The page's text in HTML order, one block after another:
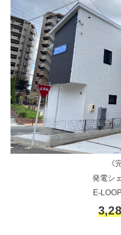
《
発電シ
E-